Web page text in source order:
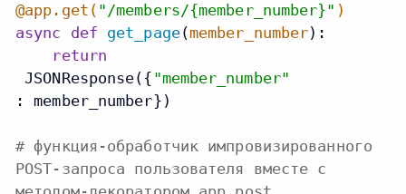
@app.get( "/members/{member_number}" )
async
def get_page(member_number):
return
JSONResponse({ "member_number"
: member_number})
# функция-обработчик импровизированного
POST-запроса пользователя вместе с